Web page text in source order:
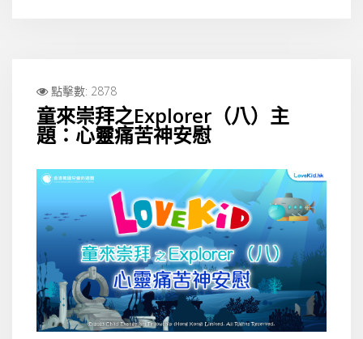
點擊數: 2878
童來崇拜之Explorer（八）主
題：心靈痛苦神安慰